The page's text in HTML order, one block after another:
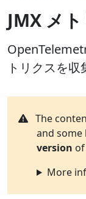
JMX メ
トリクスを収
The
and some
version
More